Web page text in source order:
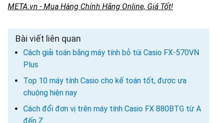
META.vn - Mua Hàng Chính Hãng Online, Giá Tốt!
Bài viết liên quan
Cách giải toán bằng máy tính bỏ túi Casio FX-570VN
Plus
Top 10 máy tính Casio cho kế toán tốt, được ưa
chuộng hiện nay
Cách đổi đơn vị trên máy tính Casio FX 880BTG từ A
đến Z